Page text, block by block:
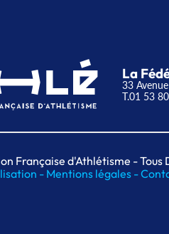
La
33
T.01 53
Française d'Athlétisme - Tous
-Mentions légales -